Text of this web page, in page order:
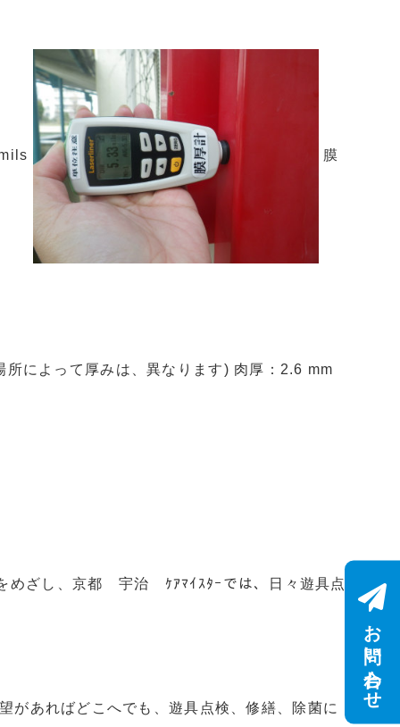
膜
によって厚みは、異なります) 肉厚：2.6 mm
めざし、京都 宇治 ｹｱﾏｲｽﾀｰでは、日々遊具点
があればどこへでも、遊具点検、修繕、除菌に
お問い合わせ